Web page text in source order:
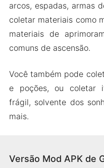
arcos, espadas, armas
coletar materiais como
materiais de
comuns de ascensão.
Você também pode
e poções, ou coletar
frágil, solvente dos
mais.
Versão Mod APK de